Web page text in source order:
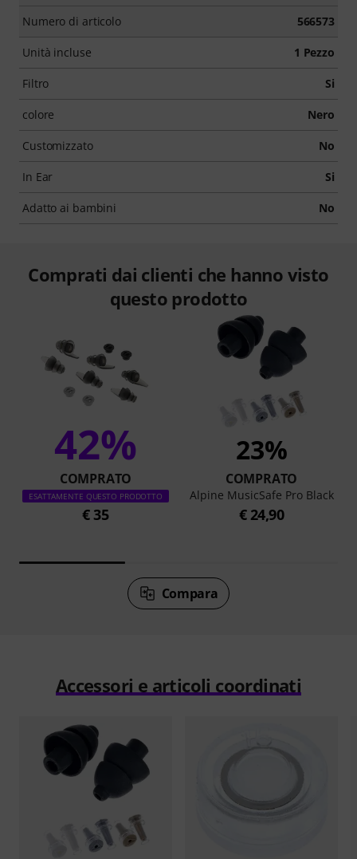
Numero di articolo 566573
Unità incluse 1 Pezzo
Filtro Si
colore Nero
Customizzato No
In Ear Si
Adatto ai bambini No
Comprati dai clienti che hanno visto
questo prodotto
42%
COMPRATO
ESATTAMENTE QUESTO PRODOTTO
€ 35
23%
COMPRATO
Alpine MusicSafe Pro Black
€ 24,90
Compara
Accessori e articoli coordinati